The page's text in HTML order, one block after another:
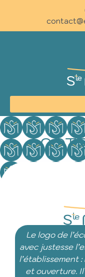
Le logo de
avec justesse
l’établissement
et ouverture. Il